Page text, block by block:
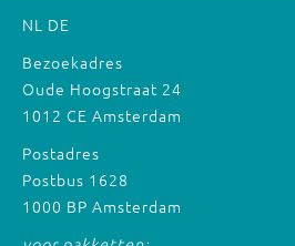
NL DE
Bezoekadres
Oude Hoogstraat 24
1012 CE Amsterdam
Postadres
Postbus 1628
1000 BP Amsterdam